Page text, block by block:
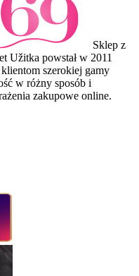
Sklep z
Užitka powstał w 2011
szerokiej gamy
w różny sposób i
zakupowe online.